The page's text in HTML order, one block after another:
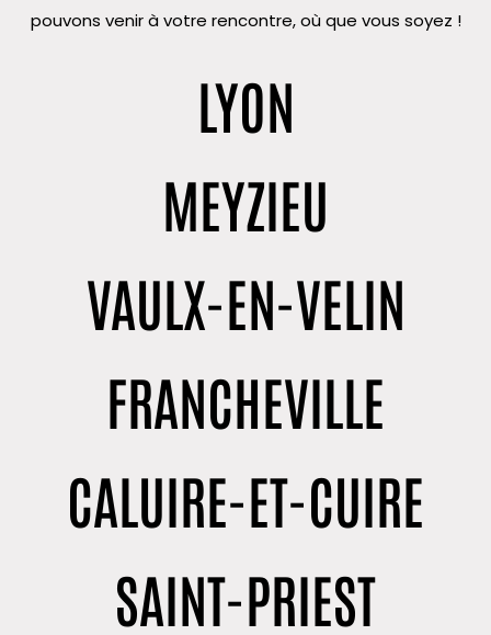
pouvons venir à votre rencontre, où que vous soyez !
LYON
MEYZIEU
VAULX-EN-VELIN
FRANCHEVILLE
CALUIRE-ET-CUIRE
SAINT-PRIEST